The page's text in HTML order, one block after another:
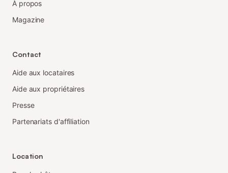
À propos
Magazine
Contact
Aide aux locataires
Aide aux propriétaires
Presse
Partenariats d'affiliation
Location